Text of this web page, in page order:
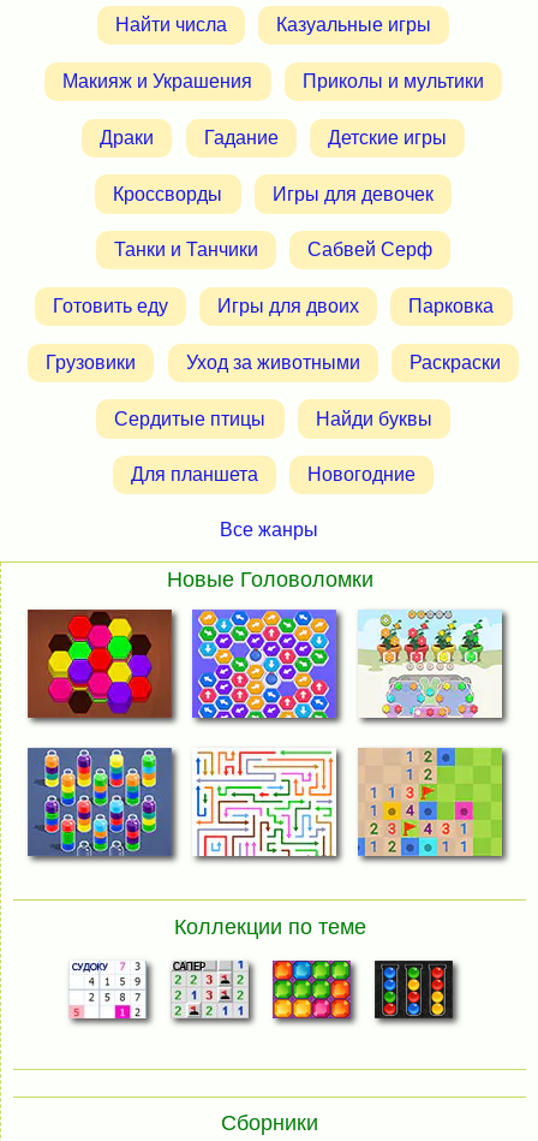
Найти числа Казуальные игры
Макияж и Украшения Приколы и мультики
Драки Гадание Детские игры
Кроссворды Игры для девочек
Танки и Танчики Сабвей Серф
Готовить еду Игры для двоих Парковка
Грузовики Уход за животными Раскраски
Сердитые птицы Найди буквы
Для планшета Новогодние
Все жанры
Новые Головоломки
Коллекции по теме
Сборники